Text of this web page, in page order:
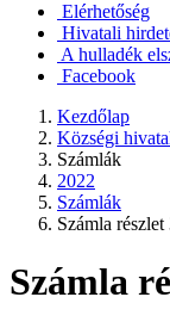
Elérhetőség
Hivatali
A hulladék
Facebook
Kezdőlap
Községi
Számlák
2022
Számlák
Számla
Számla